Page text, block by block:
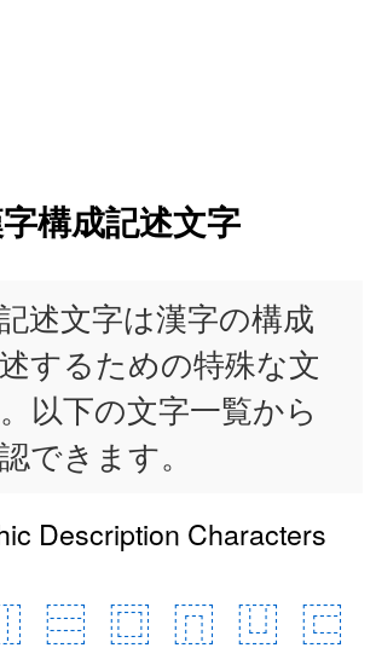
構成記述文字
述文字は漢字の構成
するための特殊な文
以下の文字一覧から
できます。
Description Characters
⿳ ⿴ ⿵ ⿶ ⿷